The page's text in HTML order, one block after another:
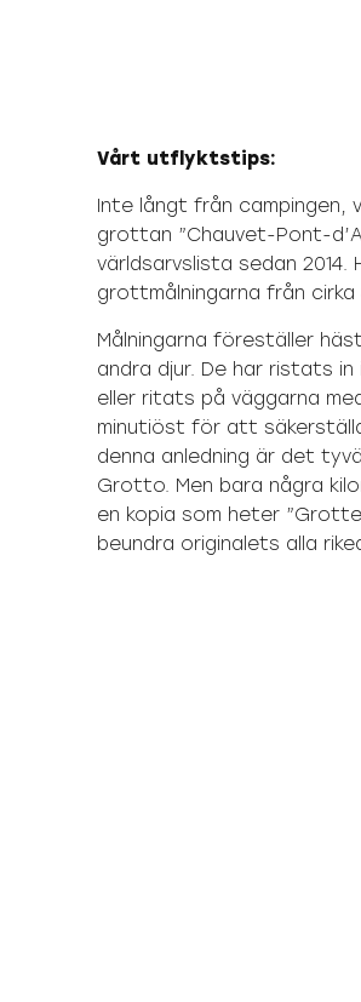
Vårt utflyktstips:
Inte långt från campingen,
grottan ”Chauvet-Pont-
världsarvslista sedan 2014.
grottmålningarna från
Målningarna föreställer
andra djur. De har ristats
eller ritats på väggarna
minutiöst för att
denna anledning är det
Grotto. Men bara några
en kopia som heter
beundra originalets alla